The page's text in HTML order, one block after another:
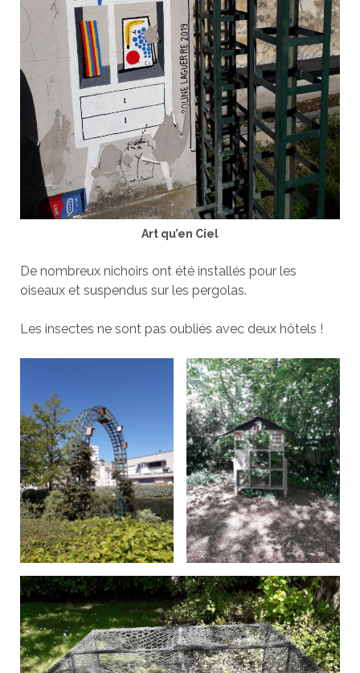
Art qu’en Ciel
De nombreux nichoirs ont été installés pour les
oiseaux et suspendus sur les pergolas.
Les insectes ne sont pas oubliés avec deux hôtels !